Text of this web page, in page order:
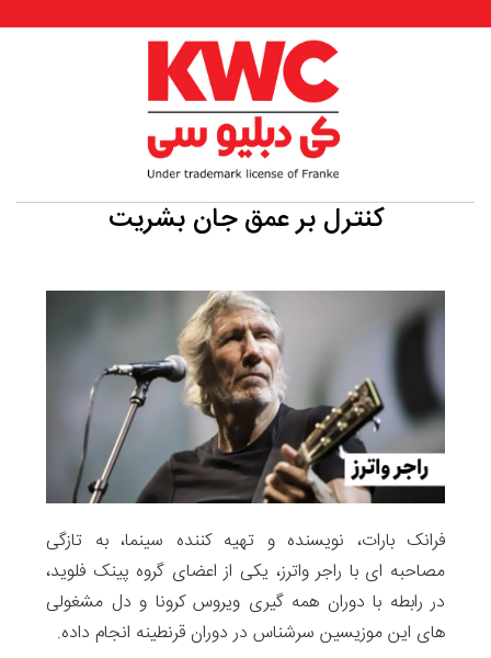
کنترل بر عمق جان بشریت
فرانک بارات، نویسنده و تهیه کننده سینما، به تازگی
مصاحبه ای با راجر واترز، یکی از اعضای گروه پینک فلوید،
در رابطه با دوران همه گیری ویروس کرونا و دل مشغولی
های این موزیسین سرشناس در دوران قرنطینه انجام داده.